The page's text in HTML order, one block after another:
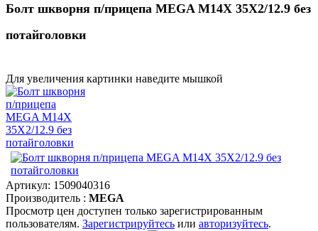
Болт шкворня п/прицепа MEGA M14X 35X2/12.9 без
потайголовки
Для увеличения картинки наведите мышкой
Артикул: 1509040316
Производитель : MEGA
Просмотр цен доступен только зарегистрированным
пользователям. Зарегистрируйтесь или авторизуйтесь.